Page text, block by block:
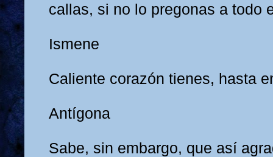
callas, si no lo pregonas a todo
Ismene
Caliente corazón tienes, hasta
Antígona
Sabe, sin embargo, que así